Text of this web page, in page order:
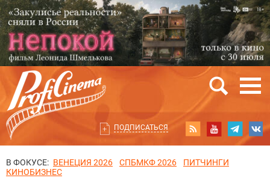
ПОДПИСАТЬСЯ
В ФОКУСЕ: ВЕНЕЦИЯ 2026 СПБМКФ 2026
ПИТЧИНГИ
КИНОБИЗНЕС